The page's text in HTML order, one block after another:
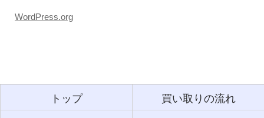
WordPress.org
トップ 買い取りの流れ